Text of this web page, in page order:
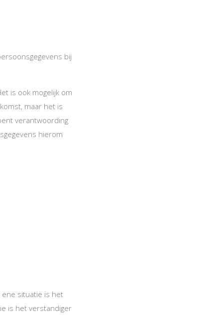
bij
is ook mogelijk om
maar het is
verantwoording
hierom
situatie is het
is het verstandiger